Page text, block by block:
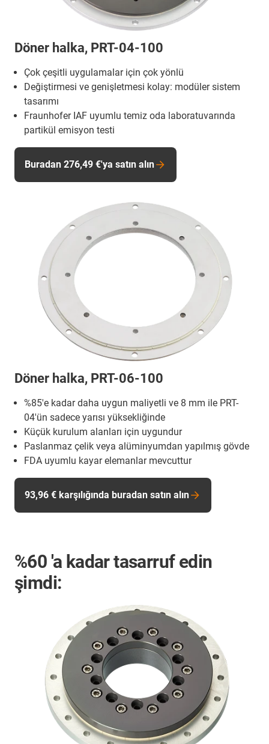
Döner halka, PRT-04-100
Çok çeşitli uygulamalar için çok yönlü
Değiştirmesi ve genişletmesi kolay: modüler sistem
tasarımı
Fraunhofer IAF uyumlu temiz oda laboratuvarında
partikül emisyon testi
Buradan 276,49 €'ya satın alın
Döner halka, PRT-06-100
%85'e kadar daha uygun maliyetli ve 8 mm ile PRT-
04'ün sadece yarısı yüksekliğinde
Küçük kurulum alanları için uygundur
Paslanmaz çelik veya alüminyumdan yapılmış gövde
FDA uyumlu kayar elemanlar mevcuttur
93,96 € karşılığında buradan satın alın
%60 'a kadar tasarruf edin
şimdi: